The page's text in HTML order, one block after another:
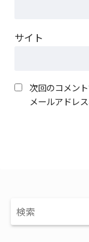
サイト
次回のコメン
メールアドレ